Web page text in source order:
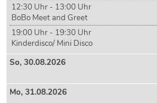
12:30 Uhr - 13:00 Uhr
BoBo Meet and Greet
19:00 Uhr - 19:30 Uhr
Kinderdisco/ Mini Disco
So,30.08.2026
Mo,31.08.2026